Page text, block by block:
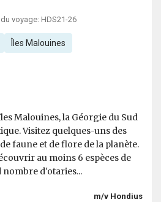
voyage: HDS21-26
Îles Malouines
Malouines, la Géorgie du Sud
Visitez quelques-uns des
faune et de flore de la planète.
au moins 6 espèces de
d'otaries...
m/v Hondius